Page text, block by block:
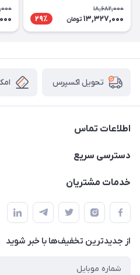
18,682,000
13,327,000 تومان 29٪
تحویل اکسپرس
اطلاعات تماس
09398557137
سمت چپ (فروشگاه صوتی
هماهنگی"
دسترسی سریع
لیست محصولات
حساب کاربری
تماس با ما
خدمات مشتریان
راهنما
پرسش های شما
شرایط و ضوابط گارانتی
روش های بازگرداندن کالا
از جدید‌ترین تخفیف‌ها با‌ خبر شوید